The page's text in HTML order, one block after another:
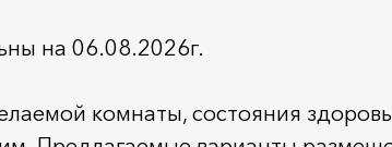
на 06.08.2026г.
комнаты, состояния